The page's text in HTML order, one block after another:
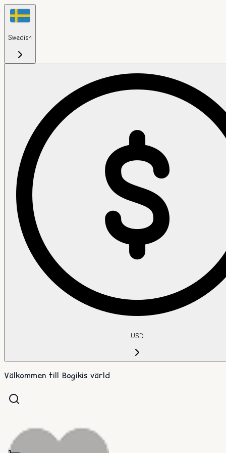
Swedish
USD
Välkommen till Bogikis värld